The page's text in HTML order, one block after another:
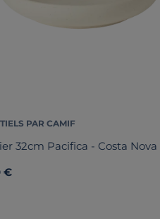
PAR CAMIF
32cm Pacifica - Costa Nova
€